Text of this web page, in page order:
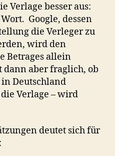
Verlage besser aus:
Google, dessen
die Verleger zu
wird den
Betrages allein
dann aber fraglich, ob
in Deutschland
Verlage – wird
deutet sich für